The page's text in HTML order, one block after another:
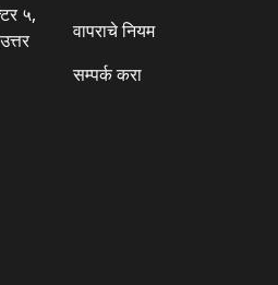
५,
वापराचे नियम
सम्पर्क करा